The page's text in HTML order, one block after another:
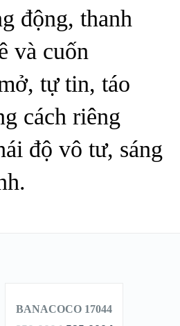
động, thanh
và cuốn
tự tin, táo
cách riêng
độ vô tư, sáng
BANACOCO 17044